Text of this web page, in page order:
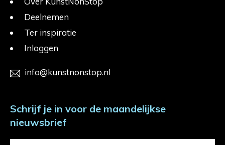
Deelnemen
Ter inspiratie
Inloggen
info@kunstnonstop.nl
Schrijf je in voor de maandelijkse
nieuwsbrief